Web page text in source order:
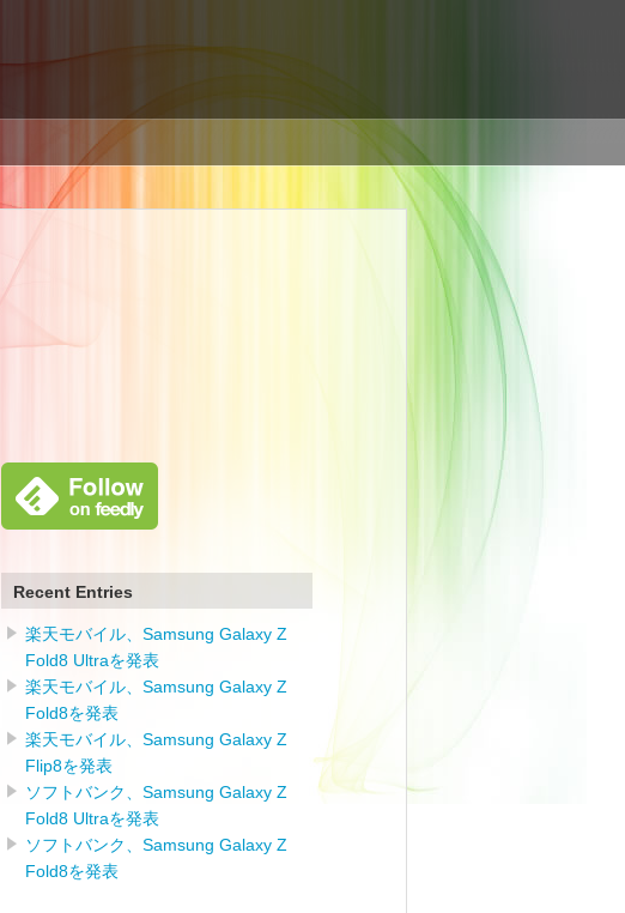
Recent Entries
楽天モバイル、Samsung Galaxy Z
Fold8 Ultraを発表
楽天モバイル、Samsung Galaxy Z
Fold8を発表
楽天モバイル、Samsung Galaxy Z
Flip8を発表
ソフトバンク、Samsung Galaxy Z
Fold8 Ultraを発表
ソフトバンク、Samsung Galaxy Z
Fold8を発表